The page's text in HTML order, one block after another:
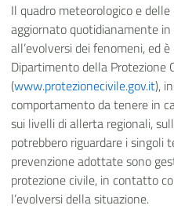
Il quadro meteorologico e
aggiornato quotidianamente
all’evolversi dei fenomeni, ed
Dipartimento della Protezione
(www.protezionecivile.gov.it),
comportamento da tenere in
sui livelli di allerta regionali,
potrebbero riguardare i singoli
prevenzione adottate sono
protezione civile, in contatto
l’evolversi della situazione.